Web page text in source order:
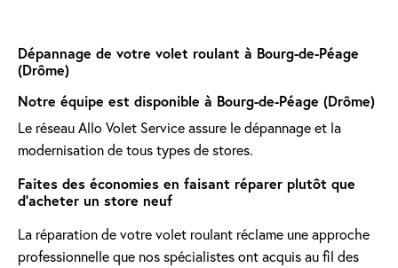
Dépannage de votre volet roulant à Bourg-de-Péage
(Drôme)
Notre équipe est disponible à Bourg-de-Péage (Drôme)
Le réseau Allo Volet Service assure le dépannage et la
modernisation de tous types de stores.
Faites des économies en faisant réparer plutôt que
d'acheter un store neuf
La réparation de votre volet roulant réclame une approche
professionnelle que nos spécialistes ont acquis au fil des